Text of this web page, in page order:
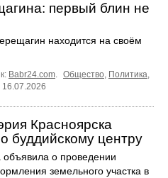
первый блин не
находится на своём
Babr24.com. Общество, Политика,
16.07.2026
Красноярска
буддийскому центру
о проведении
земельного участка в